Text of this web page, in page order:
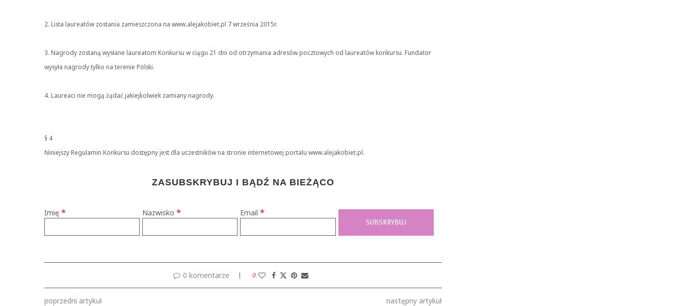
2. Lista laureatów zostania zamieszczona na www.alejakobiet.pl 7 września 2015r.
3. Nagrody zostaną wysłane laureatom Konkursu w ciągu 21 dni od otrzymania adresów pocztowych od laureatów konkursu. Fundator
wysyła nagrody tylko na terenie Polski.
4. Laureaci nie mogą żądać jakiejkolwiek zamiany nagrody.
§ 4
Niniejszy Regulamin Konkursu dostępny jest dla uczestników na stronie internetowej portalu www.alejakobiet.pl.
ZASUBSKRYBUJ I BĄDŹ NA BIEŻĄCO
Imię * Nazwisko* Email*
0 komentarze 0
poprzedni artykuł następny artykuł